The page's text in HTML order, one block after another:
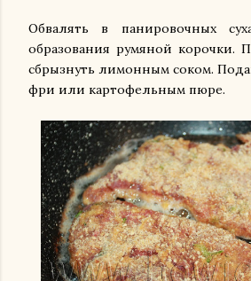
Обвалять в панировочных
образования румяной корочки.
сбрызнуть лимонным соком.
фри или картофельным пюре.